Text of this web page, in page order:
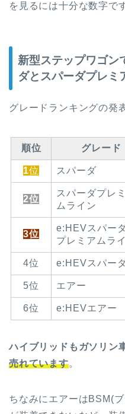
を見るには十分な数字で
新型ステップワゴン
ダとスパーダプレミ
グレードランキングの発
順位 グレード
1位 スパーダ
2位
スパーダプレ
ムライン
3位
e:HEVスパー
プレミアムラ
4位 e:HEVスパー
5位 エアー
6位 e:HEVエアー
ハイブリッドもガソリン
売れています。
ちなみにエアーはBSM(